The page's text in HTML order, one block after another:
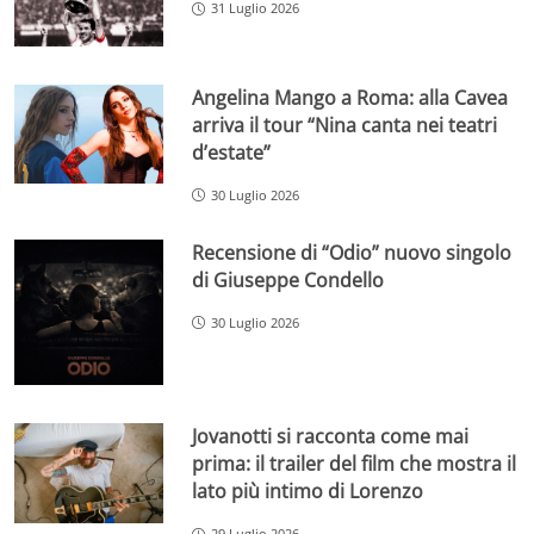
31 Luglio 2026
Angelina Mango a Roma: alla Cavea
arriva il tour “Nina canta nei teatri
d’estate”
30 Luglio 2026
Recensione di “Odio” nuovo singolo
di Giuseppe Condello
30 Luglio 2026
Jovanotti si racconta come mai
prima: il trailer del film che mostra il
lato più intimo di Lorenzo